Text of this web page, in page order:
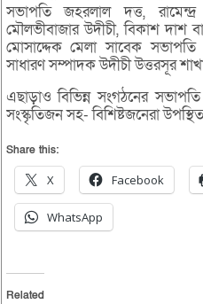
সভাপতি জহরলাল দত্ত,
মৌলভীবাজার উদীচী, বিকাশ দাশ
মোসাদ্দেক মেলা সাবেক সভাপতি
সাধারণ সম্পাদক উদীচী উত্তরসূর
এছাড়াও বিভিন্ন সংগঠনের
সংস্কৃতিজন সহ- বিশিষ্টজনেরা
Share this:
X Facebook
WhatsApp
Related